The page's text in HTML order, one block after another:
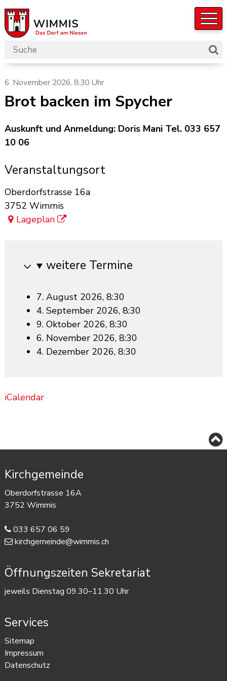
Navigieren in der Gemeinde
Schnellnavigation
Suchbegriff
Hauptnavigation
Brot backen im Spycher
6. November 2026, 8:30 Uhr
Auskunft und Anmeldung: Doris Mani Tel. 033 657
10 06
Veranstaltungsort
Oberdorfstrasse 16a
3752 Wimmis
Lageplan
weitere Termine
7. August 2026, 8:30
4. September 2026, 8:30
9. Oktober 2026, 8:30
6. November 2026, 8:30
4. Dezember 2026, 8:30
iCalendar
Footer
Kirchgemeinde
Oberdorfstrasse 16A
3752 Wimmis
033 657 06 59
kirchgemeinde@wimmis.ch
Öffnungszeiten Sekretariat
jeweils Dienstag 09.30–11.30 Uhr
Services
Sitemap
Impressum
Datenschutz